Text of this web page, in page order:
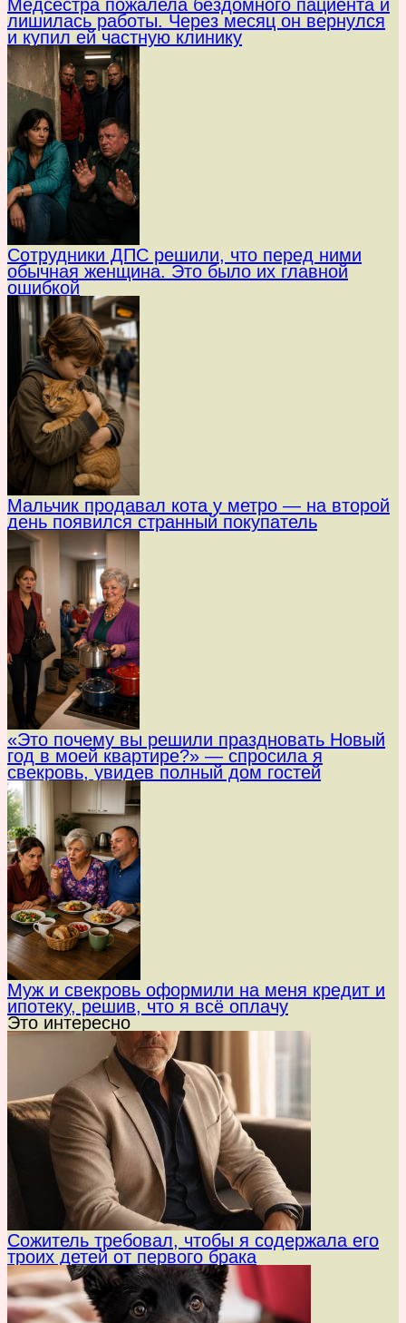
Медсестра пожалела бездомного пациента и
лишилась работы. Через месяц он вернулся
и купил ей частную клинику
Сотрудники ДПС решили, что перед ними
обычная женщина. Это было их главной
ошибкой
Мальчик продавал кота у метро — на второй
день появился странный покупатель
«Это почему вы решили праздновать Новый
год в моей квартире?» — спросила я
свекровь, увидев полный дом гостей
Муж и свекровь оформили на меня кредит и
ипотеку, решив, что я всё оплачу
Это интересно
Сожитель требовал, чтобы я содержала его
троих детей от первого брака